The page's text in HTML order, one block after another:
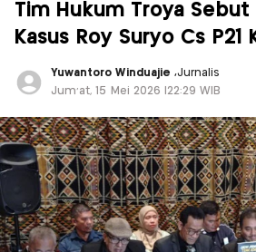
Tim Hukum Troya Sebut
Kasus Roy Suryo Cs P21
Yuwantoro Winduajie ,Jurnalis
Jum'at, 15 Mei 2026 |22:29 WIB